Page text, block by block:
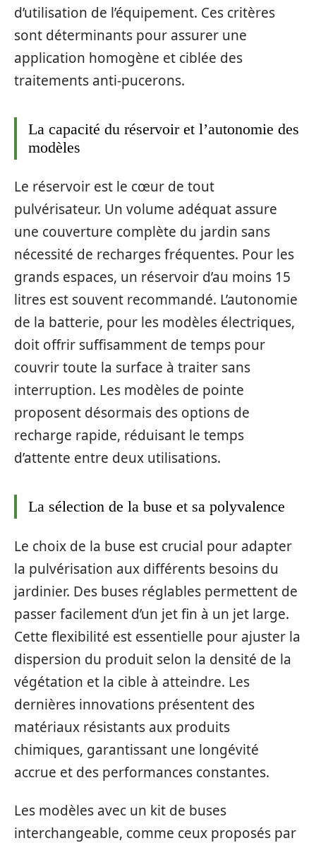
d’utilisation de l’équipement. Ces critères
sont déterminants pour assurer une
application homogène et ciblée des
traitements anti-pucerons.
La capacité du réservoir et l’autonomie des
modèles
Le réservoir est le cœur de tout
pulvérisateur. Un volume adéquat assure
une couverture complète du jardin sans
nécessité de recharges fréquentes. Pour les
grands espaces, un réservoir d’au moins 15
litres est souvent recommandé. L’autonomie
de la batterie, pour les modèles électriques,
doit offrir suffisamment de temps pour
couvrir toute la surface à traiter sans
interruption. Les modèles de pointe
proposent désormais des options de
recharge rapide, réduisant le temps
d’attente entre deux utilisations.
La sélection de la buse et sa polyvalence
Le choix de la buse est crucial pour adapter
la pulvérisation aux différents besoins du
jardinier. Des buses réglables permettent de
passer facilement d’un jet fin à un jet large.
Cette flexibilité est essentielle pour ajuster la
dispersion du produit selon la densité de la
végétation et la cible à atteindre. Les
dernières innovations présentent des
matériaux résistants aux produits
chimiques, garantissant une longévité
accrue et des performances constantes.
Les modèles avec un kit de buses
interchangeable, comme ceux proposés par